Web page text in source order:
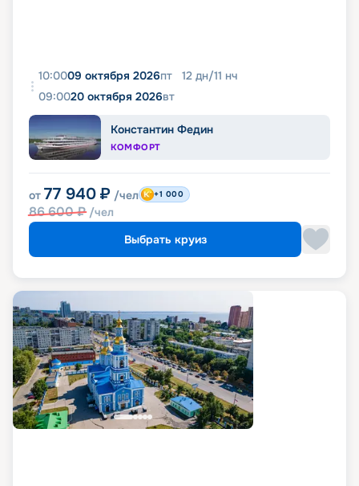
10:0009 октября 2026пт 12 дн/11 нч
09:0020 октября 2026вт
Константин Федин
КОМФОРТ
от 77 940 ₽ /чел
86 600₽ /чел
+1 000
Выбрать круиз